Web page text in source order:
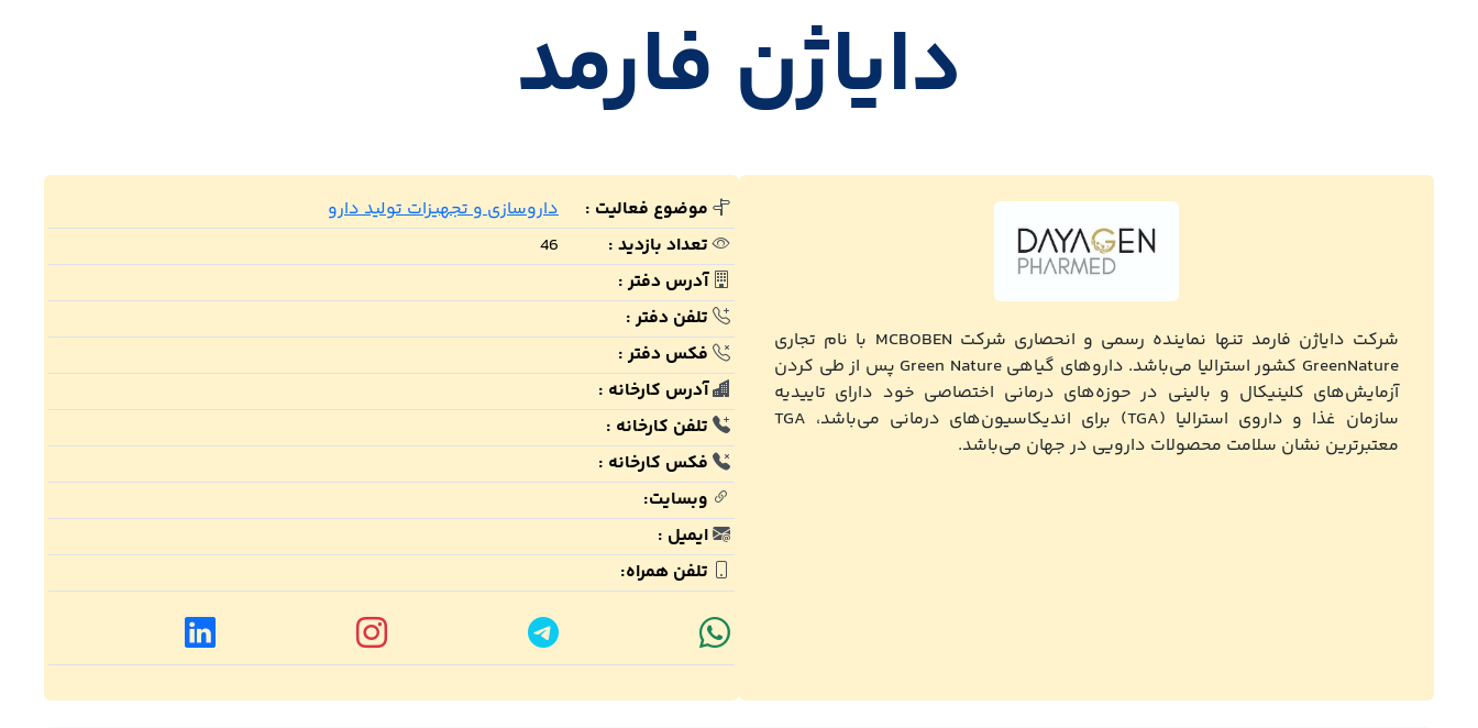
دایاژن فارمد
شرکت دایاژن فارمد تنها نماینده رسمی و انحصاری شرکت MCBOBEN با نام تجاری
GreenNature کشور استرالیا می‌باشد. داروهای گیاهی Green Nature پس از طی کردن
آزمایش‌های کلینیکال و بالینی در حوزه‌های درمانی اختصاصی خود دارای تاییدیه
سازمان غذا و داروی استرالیا (TGA) برای اندیکاسیون‌های درمانی می‌باشد، TGA
معتبرترین نشان سلامت محصولات دارویی در جهان می‌باشد.
موضوع فعالیت :
داروسازی و تجهیزات تولید دارو
تعداد بازدید :
46
آدرس دفتر :
تلفن دفتر :
فکس دفتر :
آدرس کارخانه :
تلفن کارخانه :
فکس کارخانه :
وبسایت:
ایمیل :
تلفن همراه: